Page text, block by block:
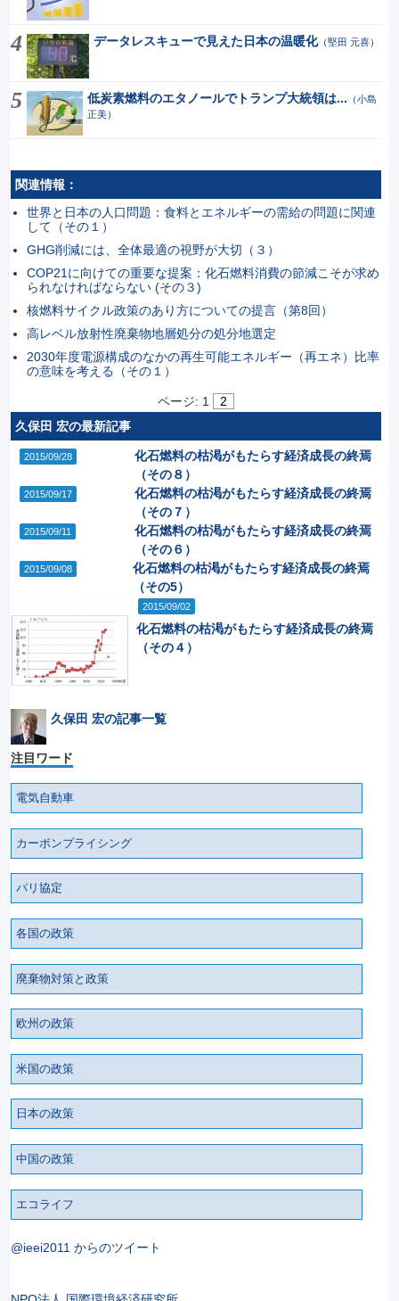
データレスキューで見えた日本の温暖化（堅田 元喜）
低炭素燃料のエタノールでトランプ大統領は... （小島
正美）
関連情報：
世界と日本の人口問題：食料とエネルギーの需給の問題に関連
して（その１）
GHG削減には、全体最適の視野が大切（３）
COP21に向けての重要な提案：化石燃料消費の節減こそが求め
られなければならない (その３)
核燃料サイクル政策のあり方についての提言（第8回）
高レベル放射性廃棄物地層処分の処分地選定
2030年度電源構成のなかの再生可能エネルギー（再エネ）比率
の意味を考える（その１）
ページ: 1
2
久保田 宏の最新記事
2015/09/28
化石燃料の枯渇がもたらす経済成長の終焉
（その８）
2015/09/17
化石燃料の枯渇がもたらす経済成長の終焉
（その７）
2015/09/11
化石燃料の枯渇がもたらす経済成長の終焉
（その６）
2015/09/08
化石燃料の枯渇がもたらす経済成長の終焉
（その5）
2015/09/02
化石燃料の枯渇がもたらす経済成長の終焉
（その４）
久保田 宏の記事一覧
注目ワード
電気自動車
カーボンプライシング
パリ協定
各国の政策
廃棄物対策と政策
欧州の政策
米国の政策
日本の政策
中国の政策
エコライフ
@ieei2011 からのツイート